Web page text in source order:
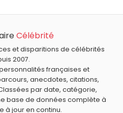
,Laurent Fabius
W. Bushsont nés en 1946.
sont du signe Lion comme
,Barack Obama
Jean-
sont du signe Lion.
Célébrité
et disparitions de célébrités
2007.
françaises et
anecdotes, citations,
par date, catégorie,
base de données complète à
à jour en continu.